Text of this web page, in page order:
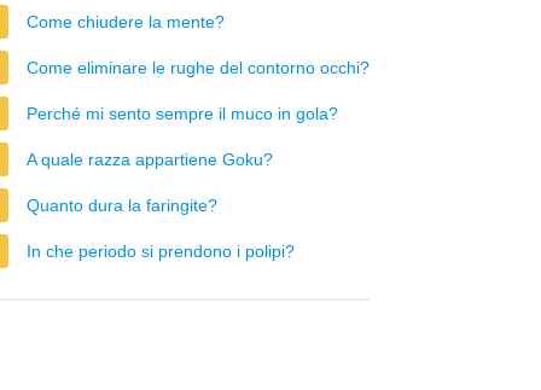
Come chiudere la mente?
Come eliminare le rughe del contorno occhi?
Perché mi sento sempre il muco in gola?
A quale razza appartiene Goku?
Quanto dura la faringite?
In che periodo si prendono i polipi?